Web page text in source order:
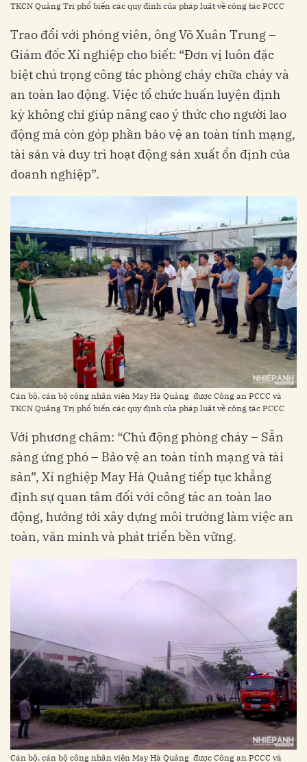
TKCN Quảng Trị phổ biến các quy định của pháp luật về công tác PCCC
Trao đổi với phóng viên, ông Võ Xuân Trung –
Giám đốc Xí nghiệp cho biết: “Đơn vị luôn đặc
biệt chú trọng công tác phòng cháy chữa cháy và
an toàn lao động. Việc tổ chức huấn luyện định
kỳ không chỉ giúp nâng cao ý thức cho người lao
động mà còn góp phần bảo vệ an toàn tính mạng,
tài sản và duy trì hoạt động sản xuất ổn định của
doanh nghiệp”.
Cán bộ, cán bộ công nhân viên May Hà Quảng được Công an PCCC và
TKCN Quảng Trị phổ biến các quy định của pháp luật về công tác PCCC
Với phương châm: “Chủ động phòng cháy – Sẵn
sàng ứng phó – Bảo vệ an toàn tính mạng và tài
sản”, Xí nghiệp May Hà Quảng tiếp tục khẳng
định sự quan tâm đối với công tác an toàn lao
động, hướng tới xây dựng môi trường làm việc an
toàn, văn minh và phát triển bền vững.
Cán bộ, cán bộ công nhân viên May Hà Quảng được Công an PCCC và